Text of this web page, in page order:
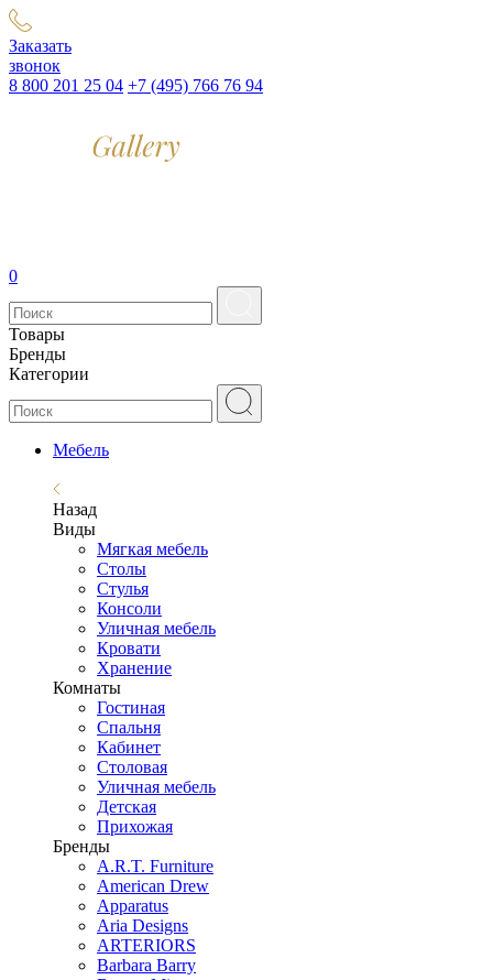
Заказать
звонок
8 800 201 25 04 +7 (495) 766 76 94
0
Товары
Бренды
Категории
Мебель
Назад
Виды
Мягкая мебель
Столы
Стулья
Консоли
Уличная мебель
Кровати
Хранение
Комнаты
Гостиная
Спальня
Кабинет
Столовая
Уличная мебель
Детская
Прихожая
Бренды
A.R.T. Furniture
American Drew
Apparatus
Aria Designs
ARTERIORS
Barbara Barry